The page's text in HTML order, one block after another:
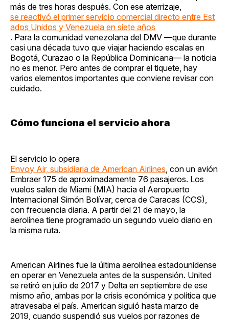
más de tres horas después. Con ese aterrizaje,
se reactivó el primer servicio comercial directo entre Est
ados Unidos y Venezuela en siete años
. Para la comunidad venezolana del DMV —que durante
casi una década tuvo que viajar haciendo escalas en
Bogotá, Curazao o la República Dominicana— la noticia
no es menor. Pero antes de comprar el tiquete, hay
varios elementos importantes que conviene revisar con
cuidado.
Cómo funciona el servicio ahora
El servicio lo opera
Envoy Air, subsidiaria de American Airlines, con un avión
Embraer 175 de aproximadamente 76 pasajeros. Los
vuelos salen de Miami (MIA) hacia el Aeropuerto
Internacional Simón Bolívar, cerca de Caracas (CCS),
con frecuencia diaria. A partir del 21 de mayo, la
aerolínea tiene programado un segundo vuelo diario en
la misma ruta.
American Airlines fue la última aerolínea estadounidense
en operar en Venezuela antes de la suspensión. United
se retiró en julio de 2017 y Delta en septiembre de ese
mismo año, ambas por la crisis económica y política que
atravesaba el país. American siguió hasta marzo de
2019, cuando suspendió sus vuelos por razones de